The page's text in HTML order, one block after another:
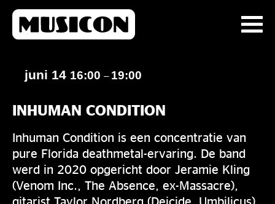
juni 14 16:00 – 19:00
INHUMAN CONDITION
Inhuman Condition is een concentratie van
pure Florida deathmetal-ervaring. De band
werd in 2020 opgericht door Jeramie Kling
(Venom Inc., The Absence, ex-Massacre),
gitarist Taylor Nordberg (Deicide, Umbilicus)